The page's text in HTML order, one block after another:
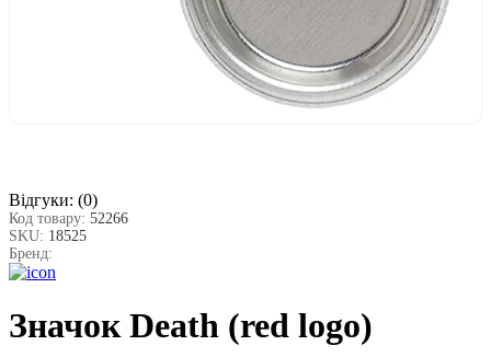
Відгуки: (0)
Код товару: 52266
SKU: 18525
Бренд:
Значок Death (red logo)